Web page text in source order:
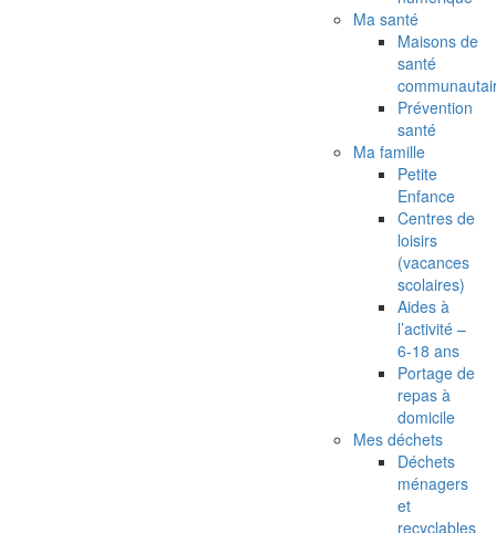
Ma santé
Maisons de
santé
Prévention
santé
Ma famille
Petite
Enfance
Centres de
loisirs
(vacances
scolaires)
Aides à
l’activité –
6-18 ans
Portage de
repas à
domicile
Mes déchets
Déchets
ménagers
et
recyclables